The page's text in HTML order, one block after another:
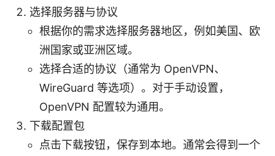
选择服务器与协议
根据你的需求选择服务器地区，例如美国、欧
洲国家或亚洲区域。
选择合适的协议（通常为 OpenVPN、
WireGuard 等选项）。对于手动设置，
OpenVPN 配置较为通用。
下载配置包
点击下载按钮，保存到本地。通常会得到一个